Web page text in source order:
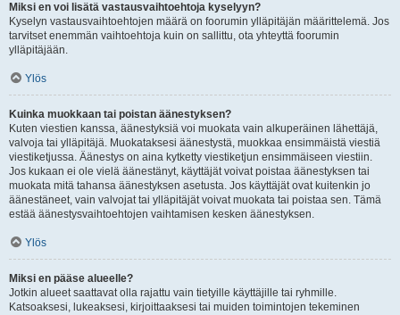
Miksi en voi lisätä vastausvaihtoehtoja kyselyyn?
Kyselyn vastausvaihtoehtojen määrä on foorumin ylläpitäjän määrittelemä. Jos
tarvitset enemmän vaihtoehtoja kuin on sallittu, ota yhteyttä foorumin
ylläpitäjään.
Ylös
Kuinka muokkaan tai poistan äänestyksen?
Kuten viestien kanssa, äänestyksiä voi muokata vain alkuperäinen lähettäjä,
valvoja tai ylläpitäjä. Muokataksesi äänestystä, muokkaa ensimmäistä viestiä
viestiketjussa. Äänestys on aina kytketty viestiketjun ensimmäiseen viestiin.
Jos kukaan ei ole vielä äänestänyt, käyttäjät voivat poistaa äänestyksen tai
muokata mitä tahansa äänestyksen asetusta. Jos käyttäjät ovat kuitenkin jo
äänestäneet, vain valvojat tai ylläpitäjät voivat muokata tai poistaa sen. Tämä
estää äänestysvaihtoehtojen vaihtamisen kesken äänestyksen.
Ylös
Miksi en pääse alueelle?
Jotkin alueet saattavat olla rajattu vain tietyille käyttäjille tai ryhmille.
Katsoaksesi, lukeaksesi, kirjoittaaksesi tai muiden toimintojen tekeminen